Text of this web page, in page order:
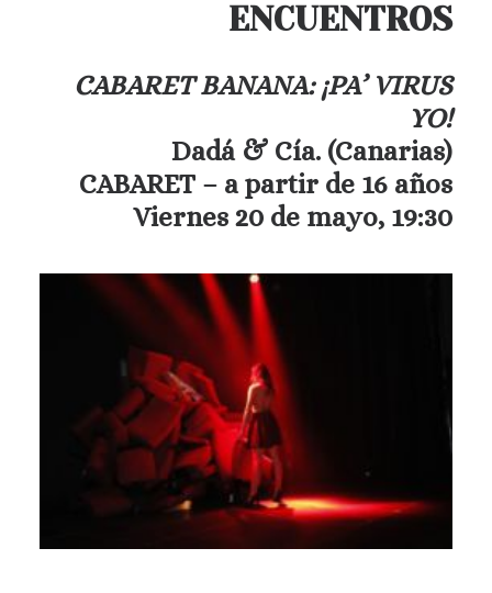
ENCUENTROS
CABARET BANANA: ¡PA’ VIRUS
YO!
Dadá & Cía. (Canarias)
CABARET – a partir de 16 años
Viernes 20 de mayo, 19:30